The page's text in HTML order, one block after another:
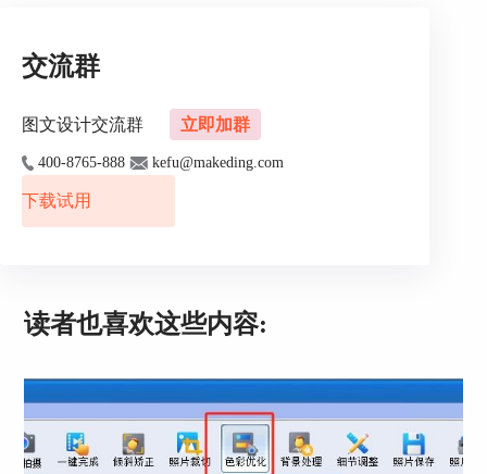
功能或者清除功能对其进行框选，框选完成，点
交流群
图文设计交流群 立即加群
400-8765-888 kefu@makeding.com
下载试用
读者也喜欢这些内容: